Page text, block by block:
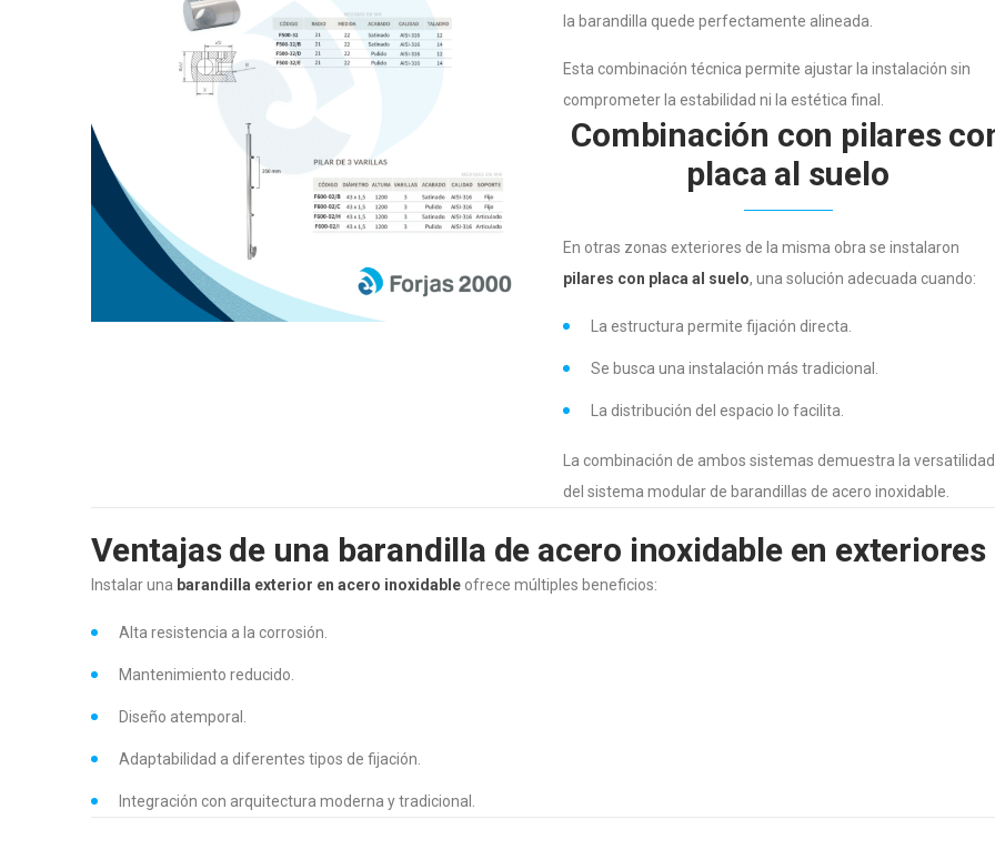
la barandilla quede perfectamente alineada.
Esta combinación técnica permite ajustar la instalación sin
comprometer la estabilidad ni la estética final.
Combinación con pilares
placa al suelo
En otras zonas exteriores de la misma obra se instalaron
pilares con placa al suelo, una solución adecuada cuando:
La estructura permite fijación directa.
Se busca una instalación más tradicional.
La distribución del espacio lo facilita.
La combinación de ambos sistemas demuestra la versatilidad
del sistema modular de barandillas de acero inoxidable.
Ventajas de una barandilla de acero inoxidable en exteriores
Instalar una barandilla exterior en acero inoxidable ofrece múltiples beneficios:
Alta resistencia a la corrosión.
Mantenimiento reducido.
Diseño atemporal.
Adaptabilidad a diferentes tipos de fijación.
Integración con arquitectura moderna y tradicional.